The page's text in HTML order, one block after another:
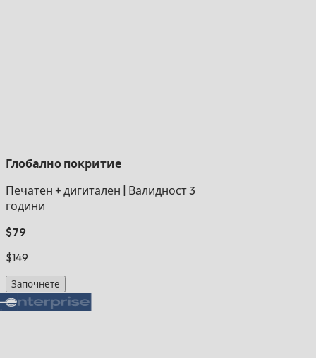
Глобално покритие
Печатен + дигитален
Валидност 3
години
$79
$149
Започнете